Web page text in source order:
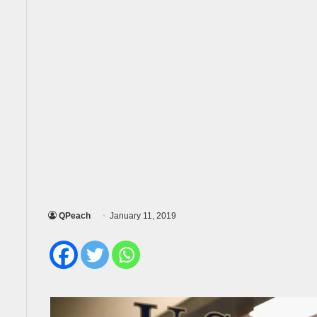
QPeach January 11, 2019